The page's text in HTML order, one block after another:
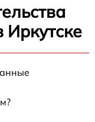
Иркутске